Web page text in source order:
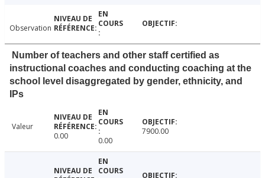
Observation
Number of teachers and other staff certified as
instructional coaches and conducting coaching at the
school level disaggregated by gender, ethnicity, and
IPs
Valeur
0.00
0.00
7900.00